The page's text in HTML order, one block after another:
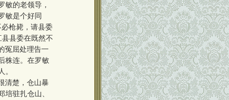
敏的老领导，
敏是个好同
枪毙，请县委
县委在既然不
冤屈处理告一
株连。在罗敏
。
清楚，仓山暴
驻扎仓山、